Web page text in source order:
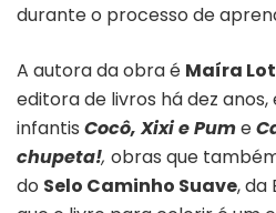
durante o processo de
A autora da obra é Maíra
editora de livros há dez
infantis Cocô, Xixi e Pume
chupeta!, obras que
do Selo Caminho Suave, da